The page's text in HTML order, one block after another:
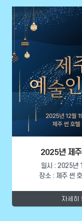
2025년 제
일시 : 2025년
장소 : 제주 썬
자세히